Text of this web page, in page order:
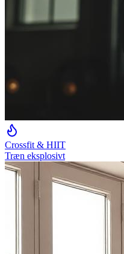
Crossfit & HIIT
Træn eksplosivt